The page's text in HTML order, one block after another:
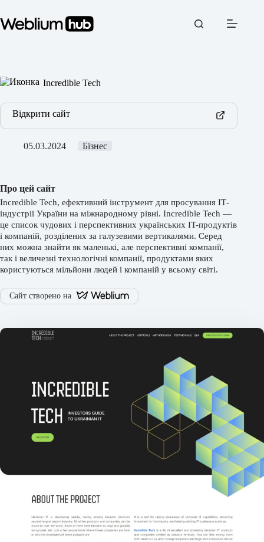
вмісту
Incredible Tech
Відкрити сайт
05.03.2024 Бізнес
Про цей сайт
Incredible Tech, ефективний інструмент для просування ІТ-
індустрії України на міжнародному рівні. Incredible Tech —
це список чудових і перспективних українських IT-продуктів
і компаній, розділених за галузевими вертикалями. Серед
них можна знайти як маленькі, але перспективні компанії,
так і величезні технологічні компанії, продуктами яких
користуються мільйони людей і компаній у всьому світі.
Сайт створено на